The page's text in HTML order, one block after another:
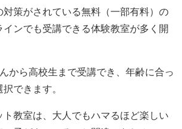
対策がされている無料（一部有料）の
ンでも受講できる体験教室が多く開
から高校生まで受講でき、年齢に合っ
できます。
ト教室は、大人でもハマるほど楽しい